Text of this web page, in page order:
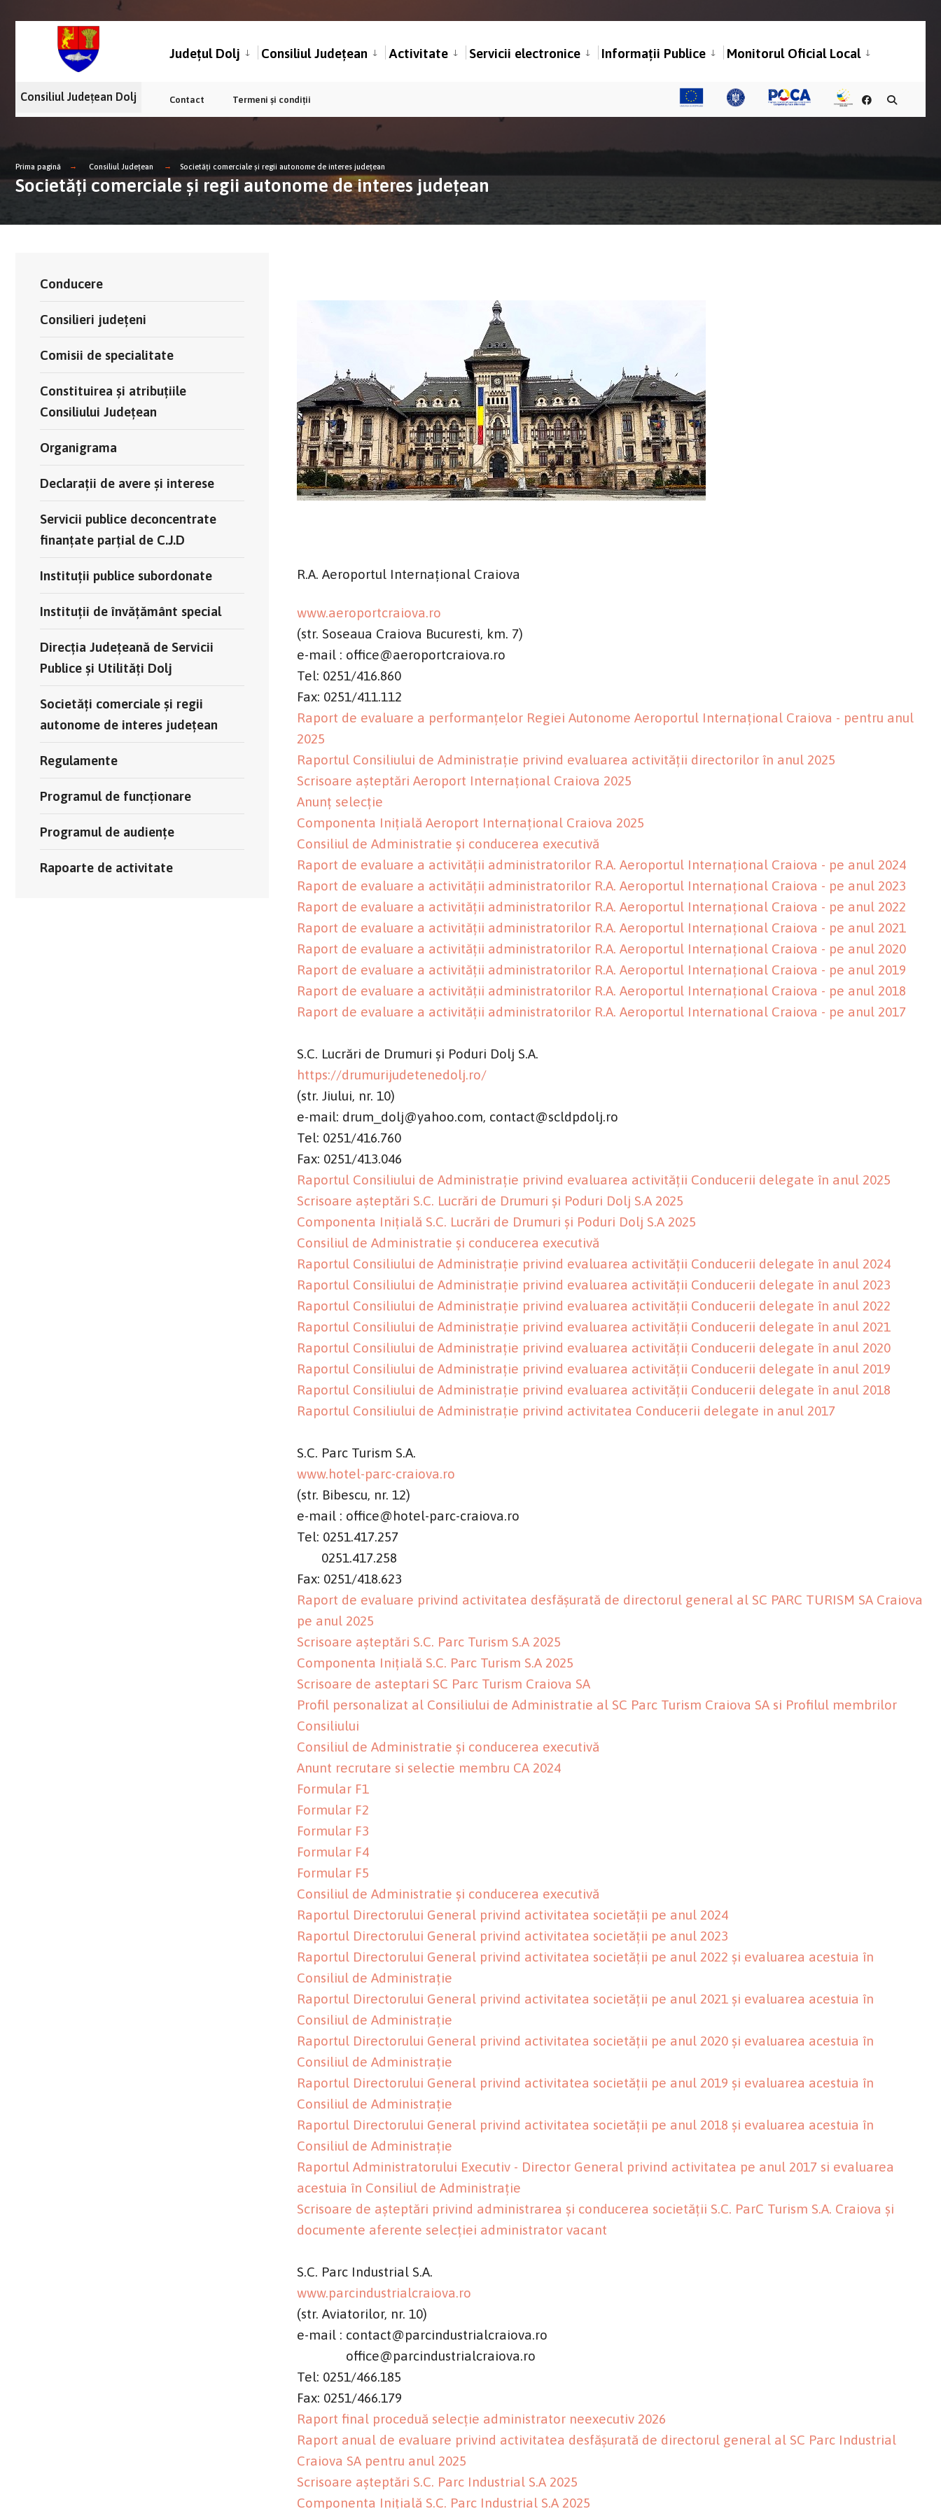
Județul Dolj Consiliul Județean Activitate Servicii electronice Informații Publice Monitorul Oficial Local
Consiliul Județean Dolj Contact Termeni și condiții
Prima pagină Consiliul Județean Societăți comerciale și regii autonome de interes județean
Societăți comerciale și regii autonome de interes județean
R.A. Aeroportul Internațional Craiova
www.aeroportcraiova.ro
(str. Soseaua Craiova Bucuresti, km. 7)
e-mail : office@aeroportcraiova.ro
Tel: 0251/416.860
Fax: 0251/411.112
Raport de evaluare a performanțelor Regiei Autonome Aeroportul Internațional Craiova - pentru anul
2025
Raportul Consiliului de Administrație privind evaluarea activității directorilor în anul 2025
Scrisoare așteptări Aeroport Internațional Craiova 2025
Anunț selecție
Componenta Inițială Aeroport Internațional Craiova 2025
Consiliul de Administratie și conducerea executivă
Raport de evaluare a activității administratorilor R.A. Aeroportul Internațional Craiova - pe anul 2024
Raport de evaluare a activității administratorilor R.A. Aeroportul Internațional Craiova - pe anul 2023
Raport de evaluare a activității administratorilor R.A. Aeroportul Internațional Craiova - pe anul 2022
Raport de evaluare a activității administratorilor R.A. Aeroportul Internațional Craiova - pe anul 2021
Raport de evaluare a activității administratorilor R.A. Aeroportul Internațional Craiova - pe anul 2020
Raport de evaluare a activității administratorilor R.A. Aeroportul Internațional Craiova - pe anul 2019
Raport de evaluare a activității administratorilor R.A. Aeroportul Internațional Craiova - pe anul 2018
Raport de evaluare a activității administratorilor R.A. Aeroportul International Craiova - pe anul 2017
S.C. Lucrări de Drumuri și Poduri Dolj S.A.
https://drumurijudetenedolj.ro/
(str. Jiului, nr. 10)
e-mail: drum_dolj@yahoo.com, contact@scldpdolj.ro
Tel: 0251/416.760
Fax: 0251/413.046
Raportul Consiliului de Administrație privind evaluarea activității Conducerii delegate în anul 2025
Scrisoare așteptări S.C. Lucrări de Drumuri și Poduri Dolj S.A 2025
Componenta Inițială S.C. Lucrări de Drumuri și Poduri Dolj S.A 2025
Consiliul de Administratie și conducerea executivă
Raportul Consiliului de Administrație privind evaluarea activității Conducerii delegate în anul 2024
Raportul Consiliului de Administrație privind evaluarea activității Conducerii delegate în anul 2023
Raportul Consiliului de Administrație privind evaluarea activității Conducerii delegate în anul 2022
Raportul Consiliului de Administrație privind evaluarea activității Conducerii delegate în anul 2021
Raportul Consiliului de Administrație privind evaluarea activității Conducerii delegate în anul 2020
Raportul Consiliului de Administrație privind evaluarea activității Conducerii delegate în anul 2019
Raportul Consiliului de Administrație privind evaluarea activității Conducerii delegate în anul 2018
Raportul Consiliului de Administrație privind activitatea Conducerii delegate in anul 2017
S.C. Parc Turism S.A.
www.hotel-parc-craiova.ro
(str. Bibescu, nr. 12)
e-mail : office@hotel-parc-craiova.ro
Tel: 0251.417.257
0251.417.258
Fax: 0251/418.623
Raport de evaluare privind activitatea desfășurată de directorul general al SC PARC TURISM SA Craiova
pe anul 2025
Scrisoare așteptări S.C. Parc Turism S.A 2025
Componenta Inițială S.C. Parc Turism S.A 2025
Scrisoare de asteptari SC Parc Turism Craiova SA
Profil personalizat al Consiliului de Administratie al SC Parc Turism Craiova SA si Profilul membrilor
Consiliului
Consiliul de Administratie și conducerea executivă
Anunt recrutare si selectie membru CA 2024
Formular F1
Formular F2
Formular F3
Formular F4
Formular F5
Consiliul de Administratie și conducerea executivă
Raportul Directorului General privind activitatea societății pe anul 2024
Raportul Directorului General privind activitatea societății pe anul 2023
Raportul Directorului General privind activitatea societății pe anul 2022 și evaluarea acestuia în
Consiliul de Administrație
Raportul Directorului General privind activitatea societății pe anul 2021 și evaluarea acestuia în
Consiliul de Administrație
Raportul Directorului General privind activitatea societății pe anul 2020 și evaluarea acestuia în
Consiliul de Administrație
Raportul Directorului General privind activitatea societății pe anul 2019 și evaluarea acestuia în
Consiliul de Administrație
Raportul Directorului General privind activitatea societății pe anul 2018 și evaluarea acestuia în
Consiliul de Administrație
Raportul Administratorului Executiv - Director General privind activitatea pe anul 2017 si evaluarea
acestuia în Consiliul de Administrație
Scrisoare de așteptări privind administrarea și conducerea societății S.C. ParC Turism S.A. Craiova și
documente aferente selecției administrator vacant
S.C. Parc Industrial S.A.
www.parcindustrialcraiova.ro
(str. Aviatorilor, nr. 10)
e-mail : contact@parcindustrialcraiova.ro
office@parcindustrialcraiova.ro
Tel: 0251/466.185
Fax: 0251/466.179
Raport final proceduă selecție administrator neexecutiv 2026
Raport anual de evaluare privind activitatea desfășurată de directorul general al SC Parc Industrial
Craiova SA pentru anul 2025
Scrisoare așteptări S.C. Parc Industrial S.A 2025
Componenta Inițială S.C. Parc Industrial S.A 2025
Conducere
Consilieri județeni
Comisii de specialitate
Constituirea și atribuțiile
Consiliului Județean
Organigrama
Declarații de avere și interese
Servicii publice deconcentrate
finanțate parțial de C.J.D
Instituții publice subordonate
Instituții de învățământ special
Direcția Județeană de Servicii
Publice și Utilități Dolj
Societăți comerciale și regii
autonome de interes județean
Regulamente
Programul de funcționare
Programul de audiențe
Rapoarte de activitate